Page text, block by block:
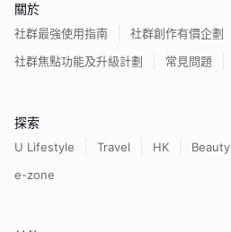
關於
社群最強使用指南
社群創作有價企劃
社群焦點功能及升級計劃
常見問題
探索
U Lifestyle Travel HK Beauty
e-zone